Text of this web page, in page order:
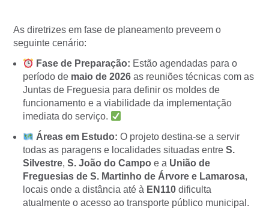
As diretrizes em fase de planeamento preveem o
seguinte cenário:
Fase de Preparação: Estão agendadas para o
período de maio de 2026 as reuniões técnicas com as
Juntas de Freguesia para definir os moldes de
funcionamento e a viabilidade da implementação
imediata do serviço.
Áreas em Estudo: O projeto destina-se a servir
todas as paragens e localidades situadas entre S.
Silvestre, S. João do Campo e a União de
Freguesias de S. Martinho de Árvore e Lamarosa,
locais onde a distância até à EN110 dificulta
atualmente o acesso ao transporte público municipal.